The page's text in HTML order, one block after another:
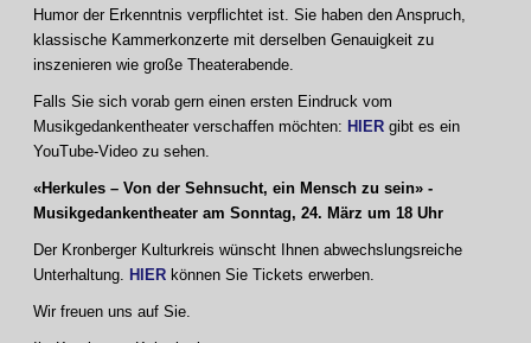
Humor der Erkenntnis verpflichtet ist. Sie haben den Anspruch,
klassische Kammerkonzerte mit derselben Genauigkeit zu
inszenieren wie große Theaterabende.
Falls Sie sich vorab gern einen ersten Eindruck vom
Musikgedankentheater verschaffen möchten: HIER gibt es ein
YouTube-Video zu sehen.
«Herkules – Von der Sehnsucht, ein Mensch zu sein» -
Musikgedankentheater am Sonntag, 24. März um 18 Uhr
Der Kronberger Kulturkreis wünscht Ihnen abwechslungsreiche
Unterhaltung.
HIER können Sie Tickets erwerben.
Wir freuen uns auf Sie.